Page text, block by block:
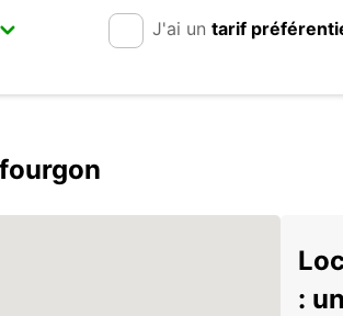
J'ai un tarif
: